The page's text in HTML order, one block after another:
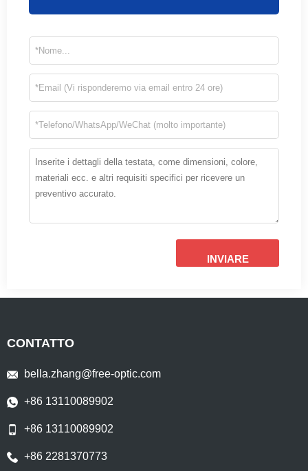
INVIARE
CONTATTO
bella.zhang@free-optic.com
+86 13110089902
+86 13110089902
+86 2281370773